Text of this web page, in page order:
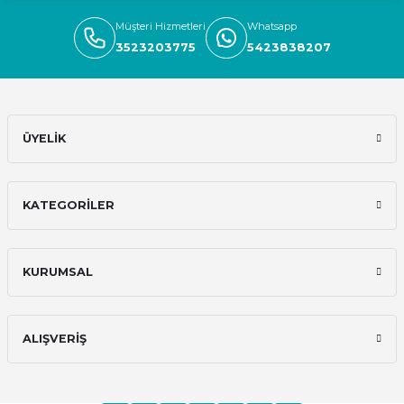
Deneyimini Paylaş
Müşteri Hizmetleri
3523203775
Whatsapp
5423838207
ÜYELİK
KATEGORİLER
KURUMSAL
ALIŞVERİŞ